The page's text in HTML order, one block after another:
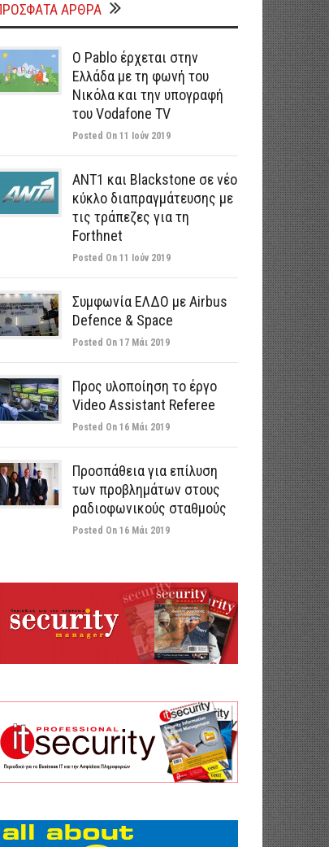
ΆΡΘΡΑ
Ο Pablo έρχεται στην
Ελλάδα με τη φωνή του
Νικόλα και την υπογραφή
του Vodafone TV
Posted On 11 Ιούν 2019
ΑΝΤ1 και Blackstone σε νέο
κύκλο διαπραγμάτευσης με
τις τράπεζες για τη
Forthnet
Posted On 11 Ιούν 2019
Συμφωνία ΕΛΔΟ με Airbus
Defence & Space
Posted On 17 Μάι 2019
Προς υλοποίηση το έργο
Video Assistant Referee
Posted On 16 Μάι 2019
Προσπάθεια για επίλυση
των προβλημάτων στους
ραδιοφωνικούς σταθμούς
Posted On 16 Μάι 2019